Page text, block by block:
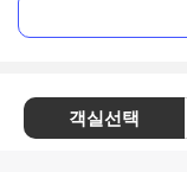
객실선택